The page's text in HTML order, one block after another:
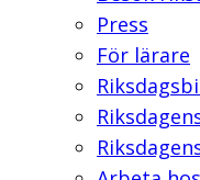
Press
För lärare